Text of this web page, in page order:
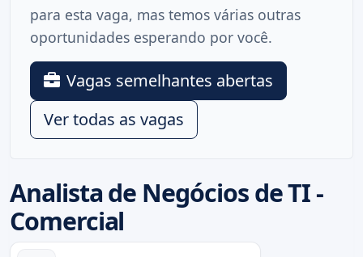
Analista de Negócios de TI -
Comercial
para esta vaga, mas temos várias outras
oportunidades esperando por você.
Vagas semelhantes abertas
Ver todas as vagas